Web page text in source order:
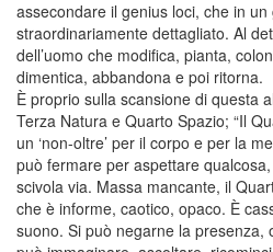
assecondare il genius loci, che in
straordinariamente dettagliato. Al
dell’uomo che modifica, pianta,
dimentica, abbandona e poi ritorna.
È proprio sulla scansione di questa
Terza Natura e Quarto Spazio; “Il
un ‘non-oltre’ per il corpo e per la
può fermare per aspettare
scivola via. Massa mancante, il
che è informe, caotico, opaco. È
suono. Si può negarne la presenza,